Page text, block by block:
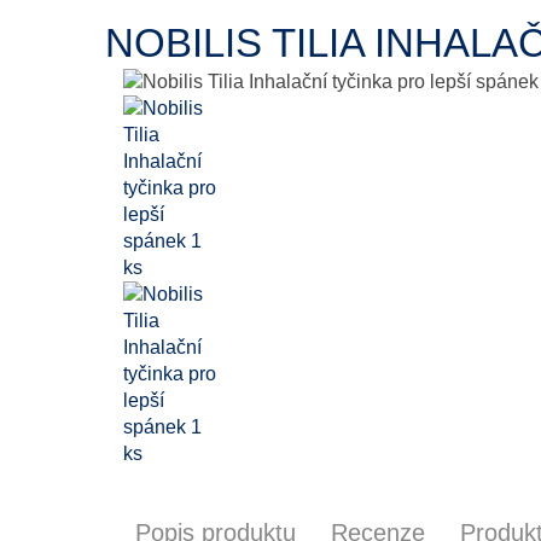
NOBILIS TILIA
Popis produktu Recenze